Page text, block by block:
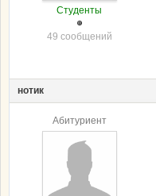
Студенты
49 сообщений
нотик
Абитуриент